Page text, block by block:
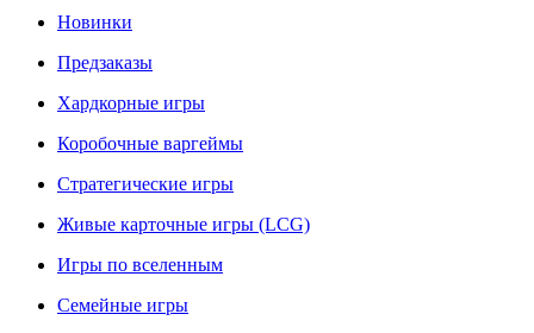
Новинки
Предзаказы
Хардкорные игры
Коробочные варгеймы
Стратегические игры
Живые карточные игры (LCG)
Игры по вселенным
Семейные игры